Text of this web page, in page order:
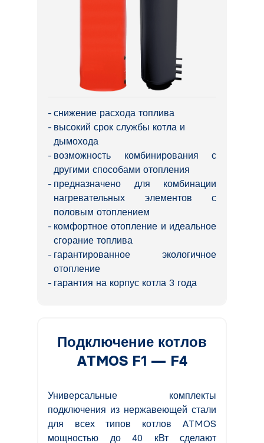
снижение расхода топлива
высокий срок службы котла и
дымохода
возможность комбинирования с
другими способами отопления
предназначено для комбинации
нагревательных элементов с
половым отоплением
комфортное отопление и идеальное
сгорание топлива
гарантированное экологичное
отопление
гарантия на корпус котла 3 года
Подключение котлов
ATMOS F1 — F4
Универсальные комплекты
подключения из нержавеющей стали
для всех типов котлов ATMOS
мощностью до 40 кВт сделают